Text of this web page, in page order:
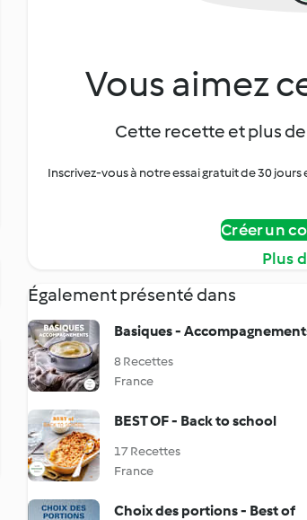
Vous aimez
Cette recette et plus
Inscrivez-vous à notre essai gratuit de 30
Créer un
Plus
Également présenté dans
Basiques -
8 Recettes
France
BEST OF - Back to school
17 Recettes
France
Choix des portions - Best of